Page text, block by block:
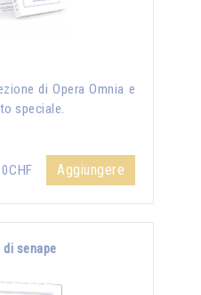
di Opera Omnia e
speciale.
Aggiungere
senape